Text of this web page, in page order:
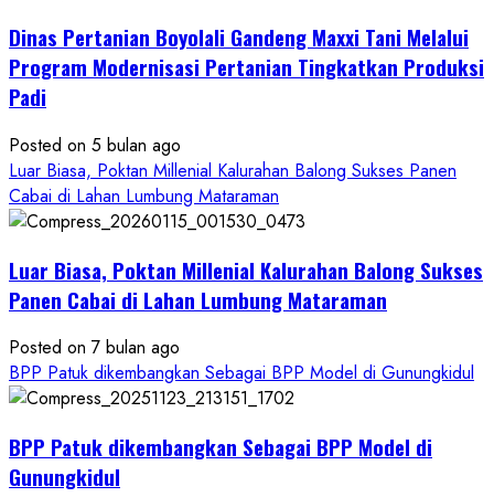
Boyolali
Gelar
Singkong
Wujudkan
Ketahanan
Pangan
Petani
Dinas Pertanian Boyolali Gandeng Maxxi Tani Melalui
Program Modernisasi Pertanian Tingkatkan Produksi
Padi
Posted on 5 bulan ago
Luar Biasa, Poktan Millenial Kalurahan Balong Sukses Panen
Cabai di Lahan Lumbung Mataraman
Luar Biasa, Poktan Millenial Kalurahan Balong Sukses
Panen Cabai di Lahan Lumbung Mataraman
Posted on 7 bulan ago
BPP Patuk dikembangkan Sebagai BPP Model di Gunungkidul
BPP Patuk dikembangkan Sebagai BPP Model di
Gunungkidul